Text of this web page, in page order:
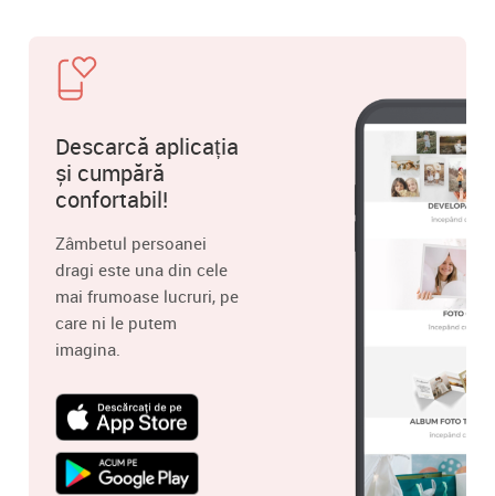
Descarcă aplicația
și cumpără
confortabil!
Zâmbetul persoanei
dragi este una din cele
mai frumoase lucruri, pe
care ni le putem
imagina.